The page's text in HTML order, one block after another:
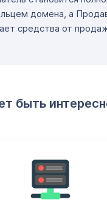
домена, а
средства от
быть